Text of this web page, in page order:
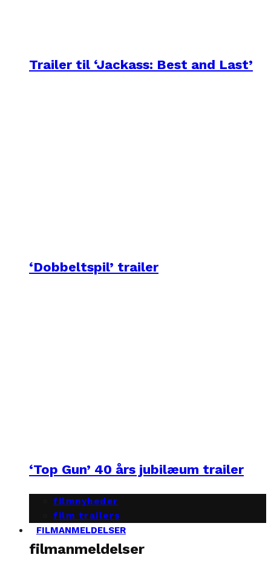
Trailer til ‘Jackass: Best and Last’
‘Dobbeltspil’ trailer
‘Top Gun’ 40 års jubilæum trailer
filmnyheder
film trailers
FILMANMELDELSER
filmanmeldelser